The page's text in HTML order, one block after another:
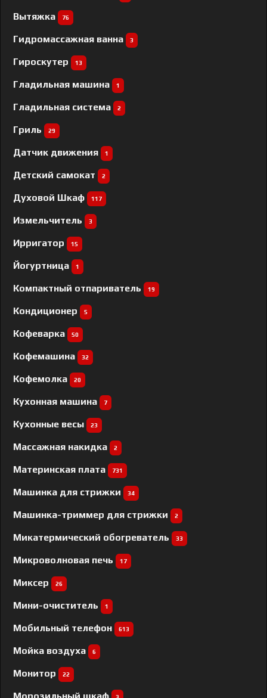
Вытяжка 76
Гидромассажная ванна 3
Гироскутер 13
Гладильная машина 1
Гладильная система 2
Гриль 29
Датчик движения 1
Детский самокат 2
Духовой Шкаф 117
Измельчитель 3
Ирригатор 15
Йогуртница 1
Компактный отпариватель 19
Кондиционер 5
Кофеварка 50
Кофемашина 32
Кофемолка 20
Кухонная машина 7
Кухонные весы 23
Массажная накидка 2
Материнская плата 731
Машинка для стрижки 34
Машинка-триммер для стрижки 2
Микатермический обогреватель 33
Микроволновая печь 17
Миксер 26
Мини-очиститель 1
Мобильный телефон 613
Мойка воздуха 6
Монитор 22
Морозильный шкаф